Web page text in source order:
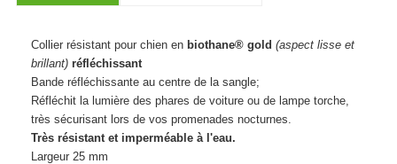
Collier résistant pour chien en biothane® gold(aspect lisse et
brillant) réfléchissant
Bande réfléchissante au centre de la sangle;
Réfléchit la lumière des phares de voiture ou de lampe torche,
très sécurisant lors de vos promenades nocturnes.
Très résistant et imperméable à l'eau.
Largeur 25 mm